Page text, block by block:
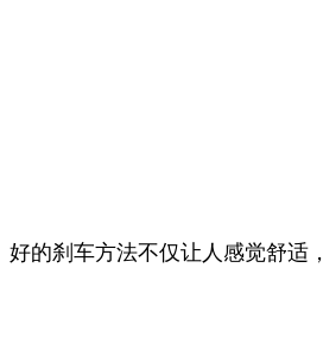
好的刹车方法不仅让人感觉舒适，